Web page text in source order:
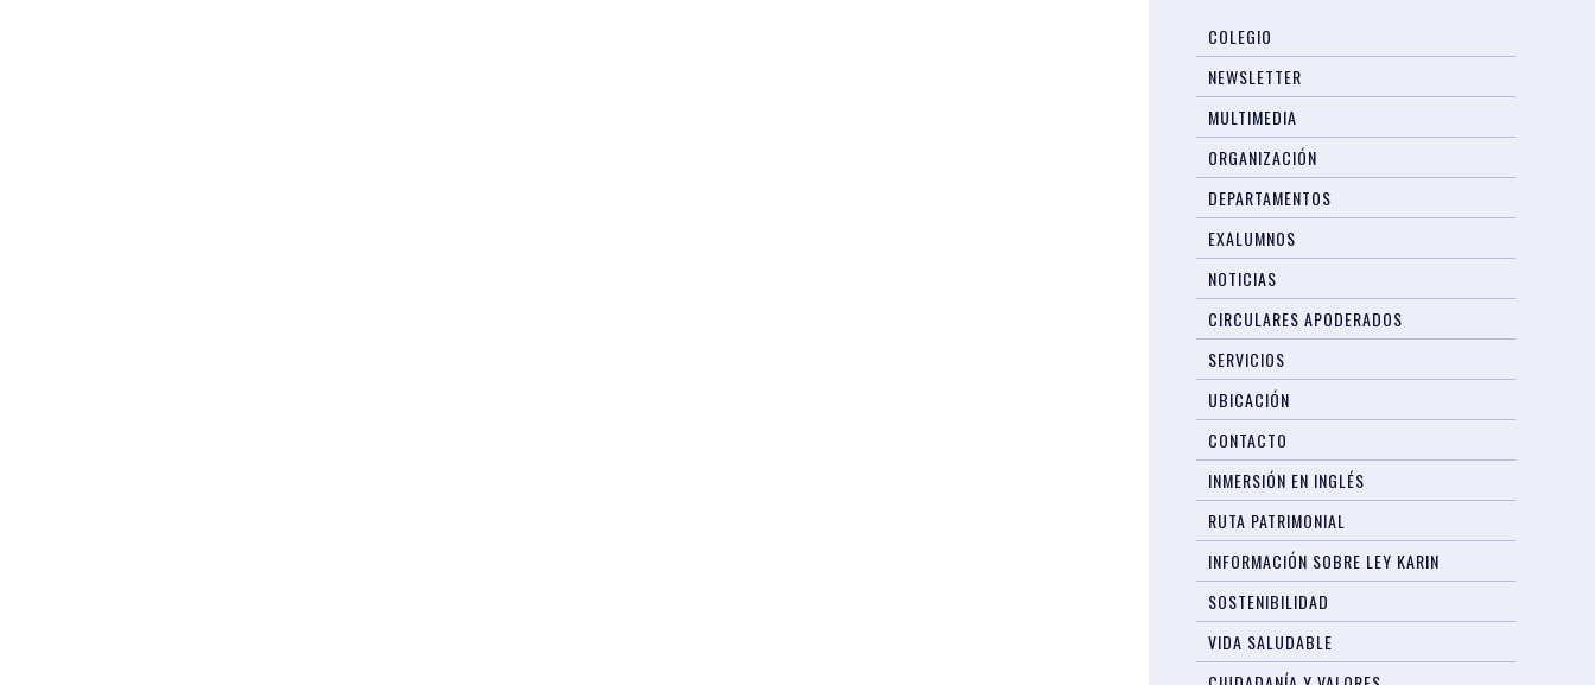
COLEGIO
NEWSLETTER
MULTIMEDIA
ORGANIZACIÓN
DEPARTAMENTOS
EXALUMNOS
NOTICIAS
CIRCULARES APODERADOS
SERVICIOS
UBICACIÓN
CONTACTO
INMERSIÓN EN INGLÉS
RUTA PATRIMONIAL
INFORMACIÓN SOBRE LEY KARIN
SOSTENIBILIDAD
VIDA SALUDABLE